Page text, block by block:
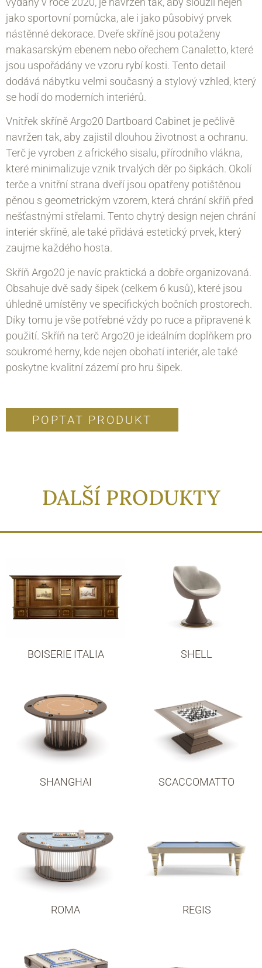
jako sportovní pomůcka, ale i jako působivý prvek
nástěnné dekorace. Dveře skříně jsou potaženy
makasarským ebenem nebo ořechem Canaletto, které
jsou uspořádány ve vzoru rybí kosti. Tento detail
dodává nábytku velmi současný a stylový vzhled, který
se hodí do moderních interiérů.
Vnitřek skříně Argo20 Dartboard Cabinet je pečlivě
navržen tak, aby zajistil dlouhou životnost a ochranu.
Terč je vyroben z afrického sisalu, přírodního vlákna,
které minimalizuje vznik trvalých děr po šipkách. Okolí
terče a vnitřní strana dveří jsou opatřeny potištěnou
pěnou s geometrickým vzorem, která chrání skříň před
nešťastnými střelami. Tento chytrý design nejen chrání
interiér skříně, ale také přidává estetický prvek, který
zaujme každého hosta.
Skříň Argo20 je navíc praktická a dobře organizovaná.
Obsahuje dvě sady šipek (celkem 6 kusů), které jsou
úhledně umístěny ve specifických bočních prostorech.
Díky tomu je vše potřebné vždy po ruce a připravené k
použití. Skříň na terč Argo20 je ideálním doplňkem pro
soukromé herny, kde nejen obohatí interiér, ale také
poskytne kvalitní zázemí pro hru šipek.
POPTAT PRODUKT
DALŠÍ PRODUKTY
BOISERIE ITALIA SHELL
SHANGHAI SCACCOMATTO
ROMA REGIS